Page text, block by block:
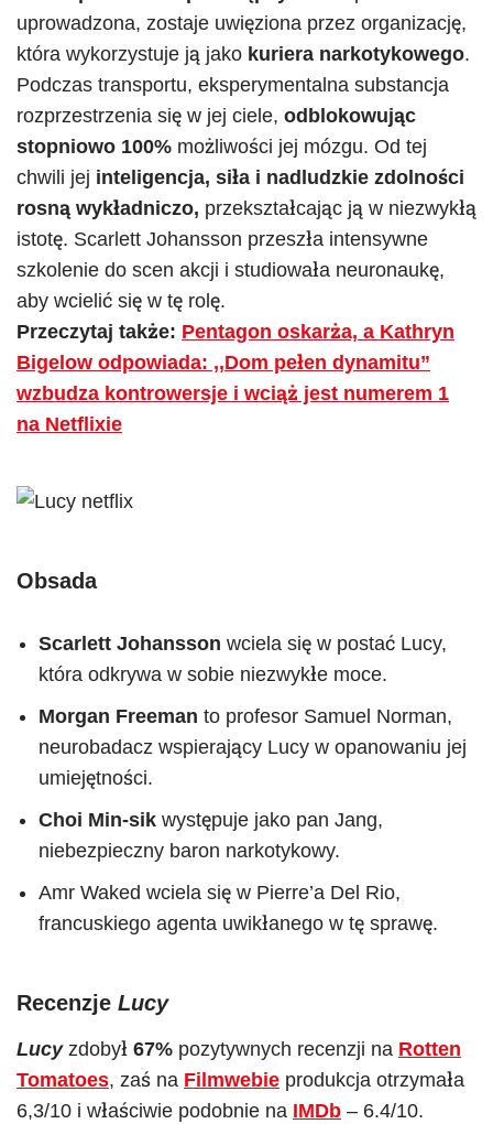
uprowadzona, zostaje uwięziona przez organizację,
która wykorzystuje ją jako kuriera narkotykowego.
Podczas transportu, eksperymentalna substancja
rozprzestrzenia się w jej ciele, odblokowując
stopniowo 100% możliwości jej mózgu. Od tej
chwili jej inteligencja, siła i nadludzkie zdolności
rosną wykładniczo, przekształcając ją w niezwykłą
istotę. Scarlett Johansson przeszła intensywne
szkolenie do scen akcji i studiowała neuronaukę,
aby wcielić się w tę rolę.
Przeczytaj także: Pentagon oskarża, a Kathryn
Bigelow odpowiada: ,,Dom pełen dynamitu”
wzbudza kontrowersje i wciąż jest numerem 1
na Netflixie
Obsada
Scarlett Johansson wciela się w postać Lucy,
która odkrywa w sobie niezwykłe moce.
Morgan Freeman to profesor Samuel Norman,
neurobadacz wspierający Lucy w opanowaniu jej
umiejętności.
Choi Min-sik występuje jako pan Jang,
niebezpieczny baron narkotykowy.
Amr Waked wciela się w Pierre’a Del Rio,
francuskiego agenta uwikłanego w tę sprawę.
Recenzje Lucy
Lucyzdobył 67% pozytywnych recenzji na Rotten
Tomatoes, zaś na Filmwebie produkcja otrzymała
6,3/10 i właściwie podobnie na IMDb – 6.4/10.